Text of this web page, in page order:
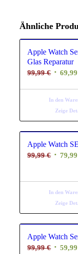
Ähnliche
Apple Watch
Glas Reparatur
99,99€
99,99 €
In den
Zeige
Apple Watch
99,99€
99,99 €
In den
Zeige
Apple Watch
99,99€